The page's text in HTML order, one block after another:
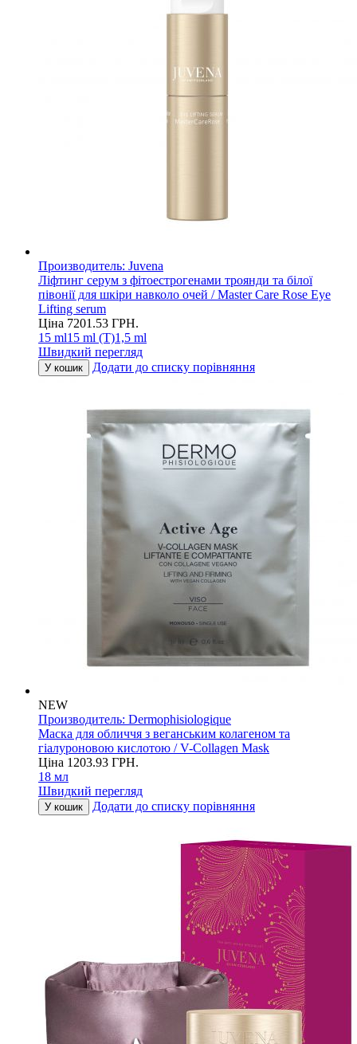
Производитель: Juvena
Ліфтинг серум з фітоестрогенами троянди та білої
півонії для шкіри навколо очей / Master Care Rose Eye
Lifting serum
Ціна 7201.53 ГРН.
15 ml15 ml (T)1,5 ml
Швидкий перегляд
У кошик Додати до списку порівняння
NEW
Производитель: Dermophisiologique
Маска для обличчя з веганським колагеном та
гіалуроновою кислотою / V-Collagen Mask
Ціна 1203.93 ГРН.
18 мл
Швидкий перегляд
У кошик Додати до списку порівняння